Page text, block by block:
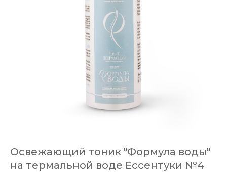
Освежающий тоник "Формула воды"
на термальной воде Ессентуки №4